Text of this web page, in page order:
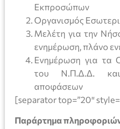
Εκπροσώπων
Οργανισμός
Μελέτη για την
ενημέρωση, πλάνο
Ενημέρωση για τα
του Ν.Π.Δ.Δ.
αποφάσεων
[separator top=”20″
Παράρτημα